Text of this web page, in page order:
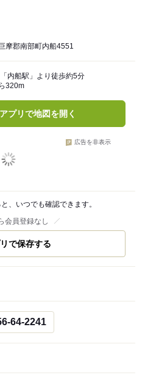
摩郡南部町内船4551
内船駅」より徒歩約5分
320m
プリで地図を開く
広告を非表示
、いつでも確認できます。
会員登録なし
で保存する
64-2241